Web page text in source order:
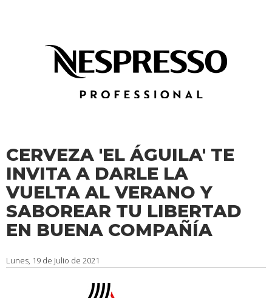
CERVEZA 'EL ÁGUILA' TE
INVITA A DARLE LA
VUELTA AL VERANO Y
SABOREAR TU LIBERTAD
EN BUENA COMPAÑÍA
Lunes, 19 de Julio de 2021